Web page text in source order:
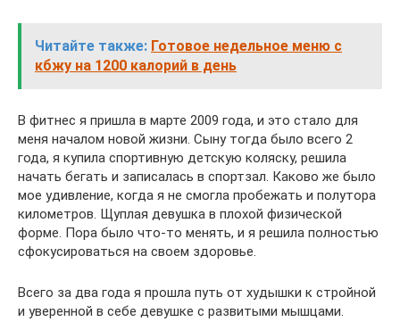
Читайте также: Готовое недельное меню с
кбжу на 1200 калорий в день
В фитнес я пришла в марте 2009 года, и это стало для
меня началом новой жизни. Сыну тогда было всего 2
года, я купила спортивную детскую коляску, решила
начать бегать и записалась в спортзал. Каково же было
мое удивление, когда я не смогла пробежать и полутора
километров. Щуплая девушка в плохой физической
форме. Пора было что-то менять, и я решила полностью
сфокусироваться на своем здоровье.
Всего за два года я прошла путь от худышки к стройной
и уверенной в себе девушке с развитыми мышцами.